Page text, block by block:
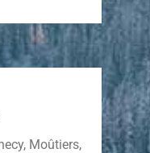
Moûtiers,